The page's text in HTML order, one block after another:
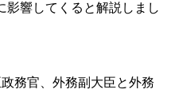
影響してくると解説しまし
務官、外務副大臣と外務